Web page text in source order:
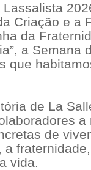
Lassalista
Criação e a
da
, a Semana
que
de La
de
vida.